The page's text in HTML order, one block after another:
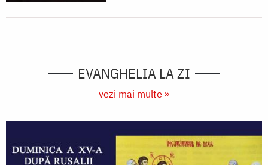
EVANGHELIA LA ZI
vezi mai multe »